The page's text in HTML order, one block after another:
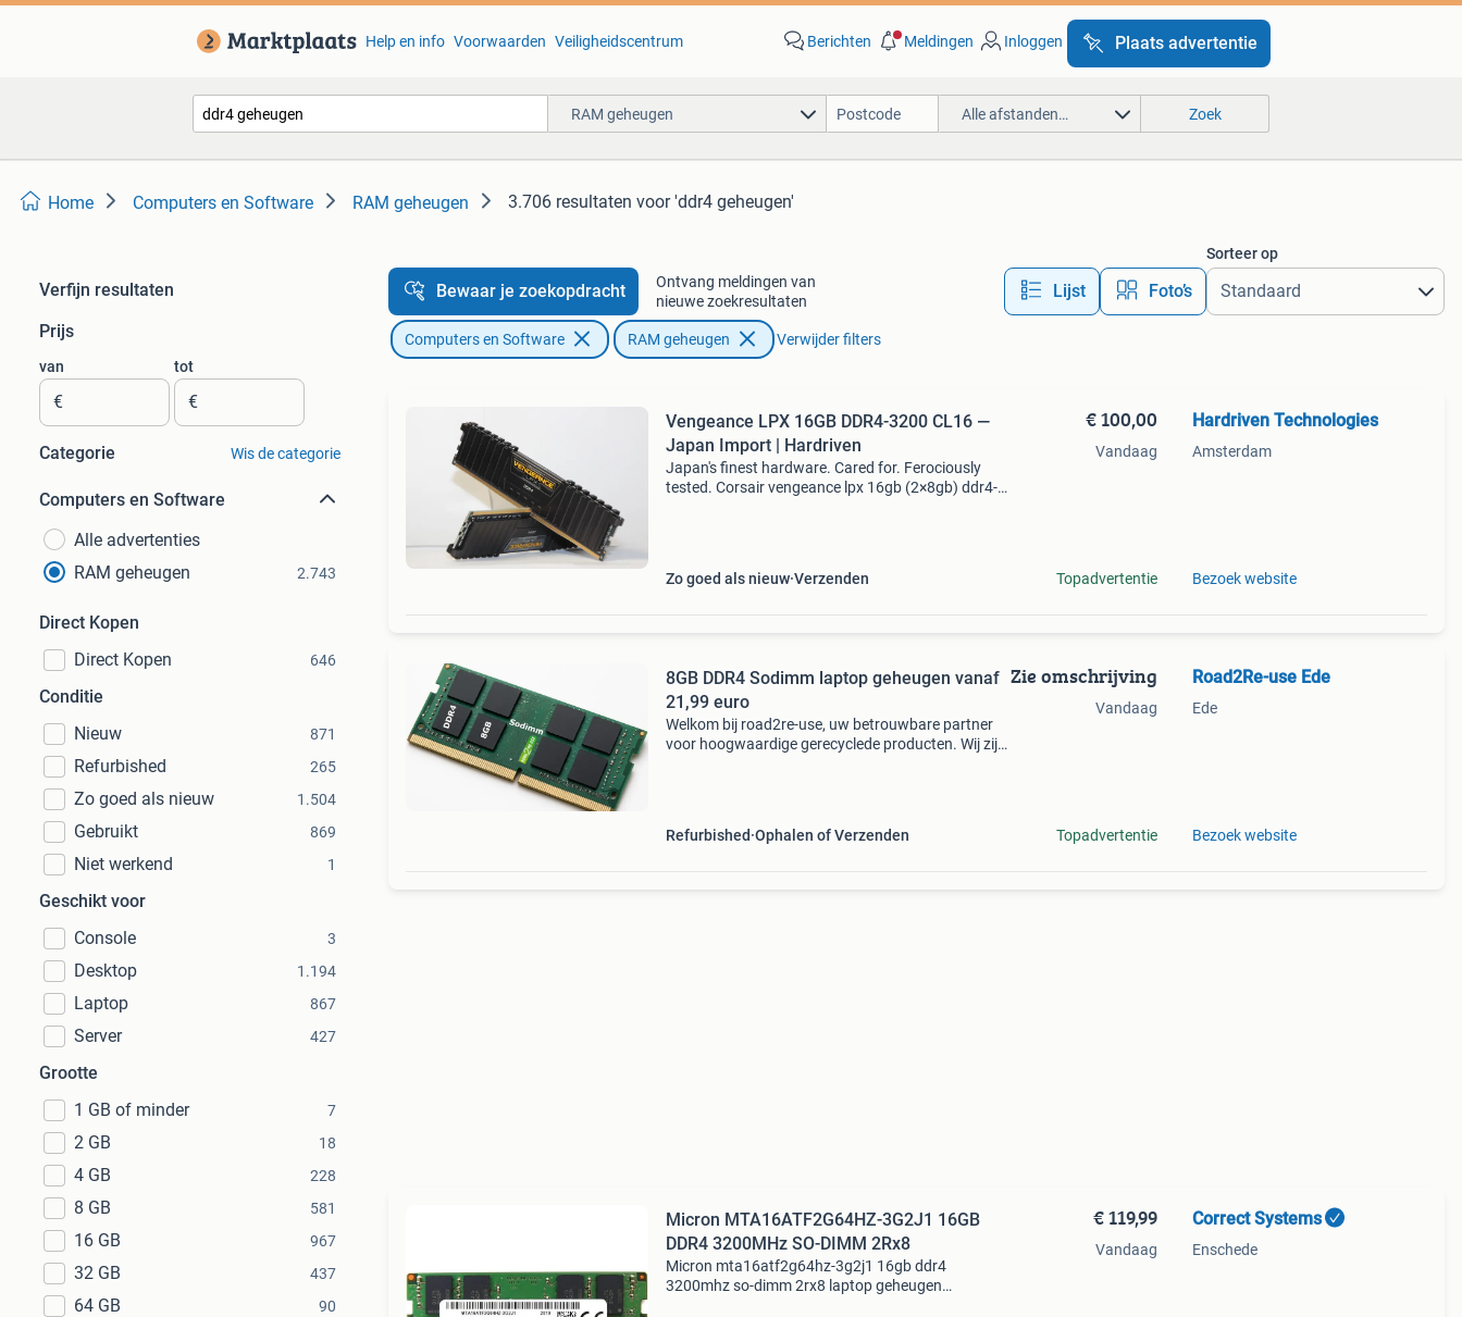
Help en info Voorwaarden Veiligheidscentrum Berichten Meldingen Inloggen Plaats advertentie
RAM geheugen Alle afstanden… Zoek
Home Computers en Software RAM geheugen 3.706 resultaten voor 'ddr4 geheugen'
Verfijn resultaten
Prijs
van
€
tot
€
Categorie Wis de categorie
Computers en Software
Alle advertenties
RAM geheugen
2.743
Direct Kopen
Direct Kopen
646
Conditie
Nieuw
871
Refurbished 265
Zo goed als nieuw 1.504
Gebruikt 869
Niet werkend 1
Geschikt voor
Console
3
Desktop 1.194
Laptop 867
Server 427
Grootte
1 GB of minder
7
2 GB 18
4 GB 228
8 GB 581
16 GB 967
32 GB 437
64 GB 90
Bewaar je zoekopdracht
Ontvang meldingen van
nieuwe zoekresultaten
Lijst Foto’s
Sorteer op
Computers en Software RAM geheugen Verwijder filters
Vengeance LPX 16GB DDR4-3200 CL16 —
Japan Import | Hardriven
Japan's finest hardware. Cared for. Ferociously
tested. Corsair vengeance lpx 16gb (2×8gb) ddr4-
Zo goed als nieuw Verzenden
€ 100,00
Vandaag
Topadvertentie
Hardriven Technologies
Amsterdam
Bezoek website
8GB DDR4 Sodimm laptop geheugen vanaf
21,99 euro
Welkom bij road2re-use, uw betrouwbare partner
voor hoogwaardige gerecyclede producten. Wij zijn
Refurbished Ophalen of Verzenden
Zie omschrijving
Vandaag
Topadvertentie
Road2Re-use Ede
Ede
Bezoek website
Micron MTA16ATF2G64HZ-3G2J1 16GB
DDR4 3200MHz SO-DIMM 2Rx8
Micron mta16atf2g64hz-3g2j1 16gb ddr4
3200mhz so-dimm 2rx8 laptop geheugen
€ 119,99
Vandaag
Correct Systems
Enschede